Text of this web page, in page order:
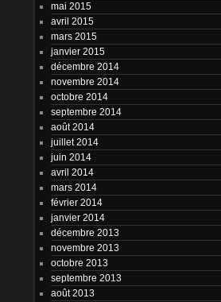
mai 2015
avril 2015
mars 2015
janvier 2015
décembre 2014
novembre 2014
octobre 2014
septembre 2014
août 2014
juillet 2014
juin 2014
avril 2014
mars 2014
février 2014
janvier 2014
décembre 2013
novembre 2013
octobre 2013
septembre 2013
août 2013